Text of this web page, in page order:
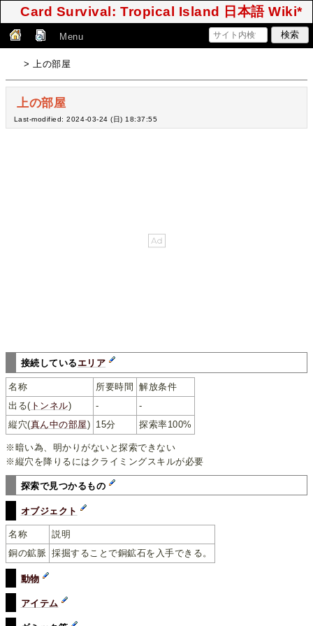
Card Survival: Tropical Island 日本語 Wiki*
Menu
> 上の部屋
上の部屋
Last-modified: 2024-03-24 (日) 18:37:55
接続している エリア
名称 所要時間
解放条件
出る( トンネル) -
-
縦穴(真ん中の部屋) 15分 探索率100%
※暗い為、明かりがないと探索できない
※縦穴を降りるにはクライミングスキルが必要
探索で見つかるもの
オブジェクト
名称
説明
銅の鉱脈 採掘することで銅鉱石を入手できる。
動物
アイテム